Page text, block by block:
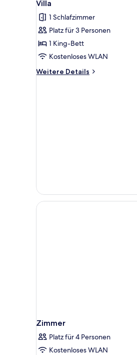
Fotos
für
Villa
anzeigen
Villa
1 Schlafzimmer
Platz für 3 Personen
1 King-Bett
Kostenloses WLAN
Weitere Details
Weitere
Zimmer
Platz für 4 Personen
Kostenloses WLAN